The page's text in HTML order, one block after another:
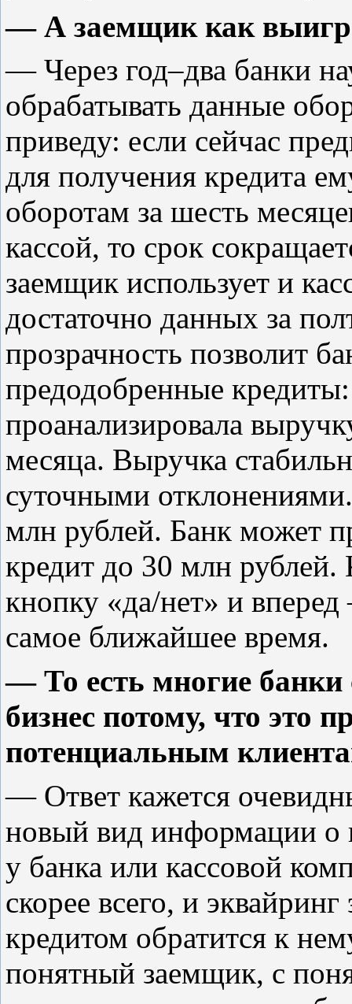
— А заемщик как
— Через год–два банки
обрабатывать данные
приведу: если сейчас
для получения кредита
оборотам за шесть
кассой, то срок
заемщик использует и
достаточно данных за
прозрачность позволит
предодобренные
проанализировала
месяца. Выручка
суточными
млн рублей. Банк может
кредит до 30 млн рублей.
кнопку «да/нет» и вперед
самое ближайшее время.
— То есть многие банки
бизнес потому, что это
потенциальным
— Ответ кажется
новый вид информации о
у банка или кассовой
скорее всего, и
кредитом обратится к
понятный заемщик, с